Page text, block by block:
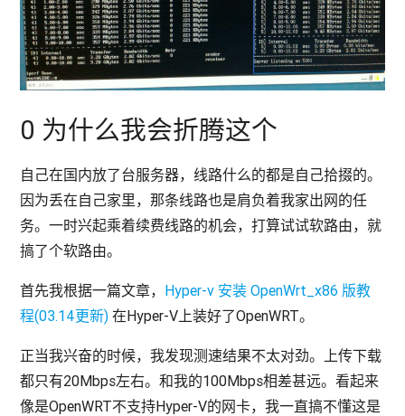
0 为什么我会折腾这个
自己在国内放了台服务器，线路什么的都是自己拾掇的。
因为丢在自己家里，那条线路也是肩负着我家出网的任
务。一时兴起乘着续费线路的机会，打算试试软路由，就
搞了个软路由。
首先我根据一篇文章， Hyper-v 安装 OpenWrt_x86 版教
程(03.14更新) 在Hyper-V上装好了OpenWRT。
正当我兴奋的时候，我发现测速结果不太对劲。上传下载
都只有20Mbps左右。和我的100Mbps相差甚远。看起来
像是OpenWRT不支持Hyper-V的网卡，我一直搞不懂这是